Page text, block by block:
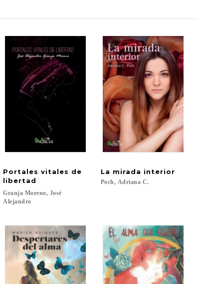
Portales vitales de
libertad
Granja Moreno, José
Alejandro
La mirada interior
Poch, Adriana C.